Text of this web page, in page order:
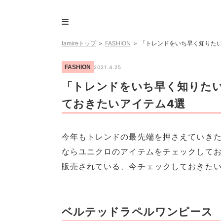
lamireトップ＞ FASHION ＞ 「トレンドをいち早く知り
FASHION 2021.4.25
「トレンドをいち早く知りた
ておきたいアイテム4選
今年もトレンドの最先端を押さえてい
ならユニクロのアイテムをチェックして
販売されている、今チェックしておきた
ベルテッドラペルワンピース